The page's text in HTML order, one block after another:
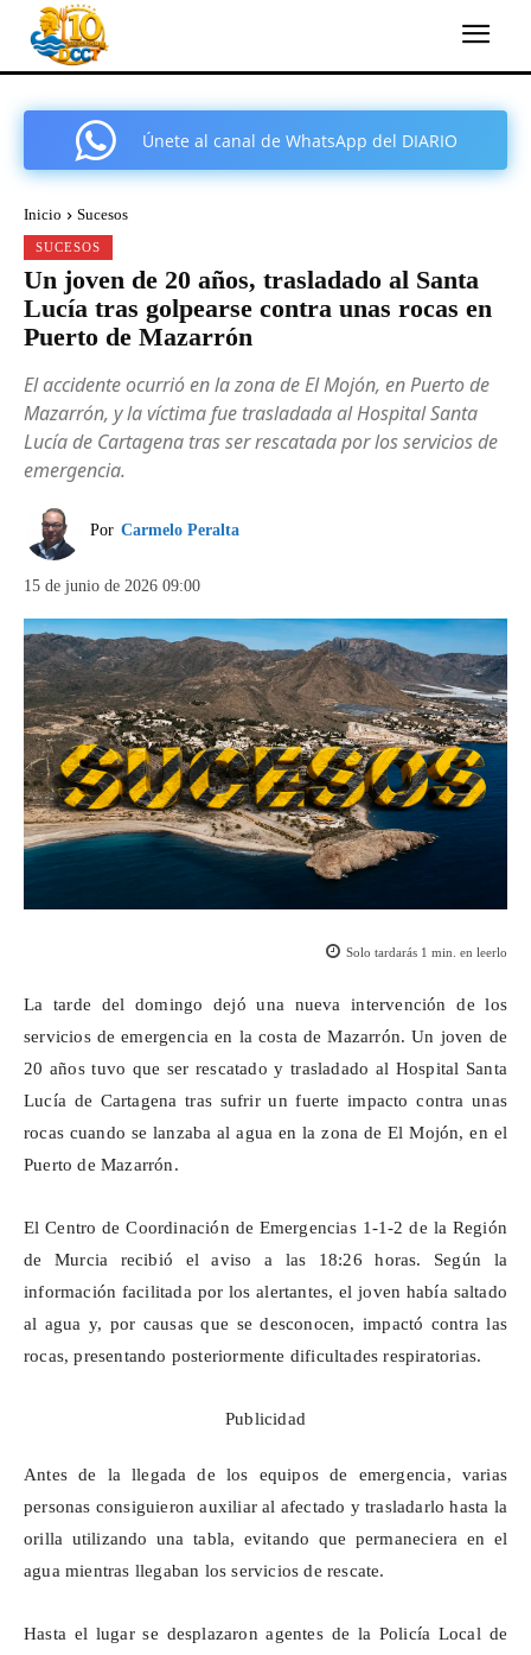
Únete al canal de WhatsApp del DIARIO
Inicio Sucesos
SUCESOS
Un joven de 20 años, trasladado al Santa
Lucía tras golpearse contra unas rocas en
Puerto de Mazarrón
El accidente ocurrió en la zona de El Mojón, en Puerto de
Mazarrón, y la víctima fue trasladada al Hospital Santa
Lucía de Cartagena tras ser rescatada por los servicios de
emergencia.
Por Carmelo Peralta
15 de junio de 2026 09:00
Solo tardarás 1 min. en leerlo
La tarde del domingo dejó una nueva intervención de los
servicios de emergencia en la costa de Mazarrón. Un joven de
20 años tuvo que ser rescatado y trasladado al Hospital Santa
Lucía de Cartagena tras sufrir un fuerte impacto contra unas
rocas cuando se lanzaba al agua en la zona de El Mojón, en el
Puerto de Mazarrón.
El Centro de Coordinación de Emergencias 1-1-2 de la Región
de Murcia recibió el aviso a las 18:26 horas. Según la
información facilitada por losalertantes, el joven había saltado
al agua y, por causas que se desconocen, impactó contra las
rocas, presentando posteriormente dificultades respiratorias.
Publicidad
Antes de la llegada de los equipos de emergencia, varias
personas consiguieron auxiliar al afectado y trasladarlo hasta la
orilla utilizando una tabla, evitando que permaneciera en el
agua mientras llegaban los servicios de rescate.
Hasta el lugar se desplazaron agentes de la Policía Local de